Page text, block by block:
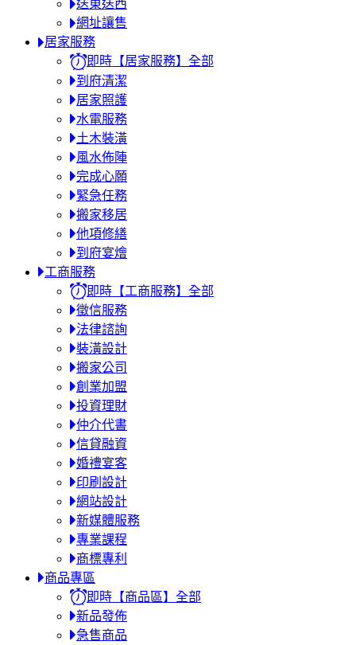
送東送西
網址讓售
居家服務
即時【居家服務】全部
到府清潔
居家照護
水電服務
土木裝潢
風水佈陣
完成心願
緊急任務
搬家移居
他項修繕
到府宴燴
工商服務
即時【工商服務】全部
徵信服務
法律諮詢
裝潢設計
搬家公司
創業加盟
投資理財
仲介代書
信貸融資
婚禮宴客
印刷設計
網站設計
新媒體服務
專業課程
商標專利
商品專區
即時【商品區】全部
新品發佈
急售商品